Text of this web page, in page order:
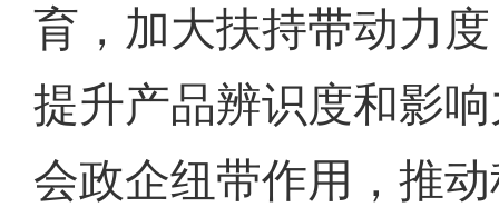
育，加大扶持带动力
提升产品辨识度和影
会政企纽带作用，推